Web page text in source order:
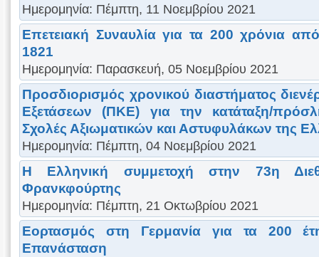
Ημερομηνία: Πέμπτη, 11 Νοεμβρίου 2021
Επετειακή Συναυλία για τα 200 χρόνια
1821
Ημερομηνία: Παρασκευή, 05 Νοεμβρίου 2021
Προσδιορισμός χρονικού διαστήματος
Εξετάσεων (ΠΚΕ) για την κατάταξη/
Σχολές Αξιωματικών και Αστυφυλάκων της
Ημερομηνία: Πέμπτη, 04 Νοεμβρίου 2021
Η Ελληνική συμμετοχή στην 73η
Φρανκφούρτης
Ημερομηνία: Πέμπτη, 21 Οκτωβρίου 2021
Εορτασμός στη Γερμανία για τα 200
Επανάσταση